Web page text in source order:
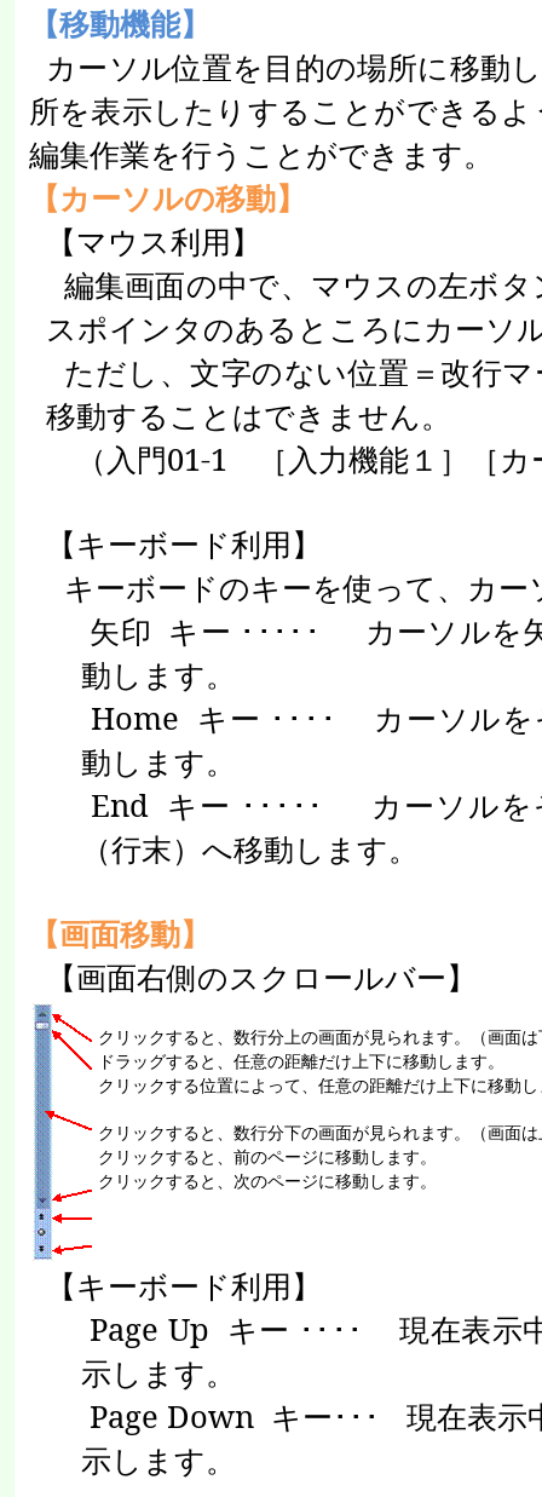
【移動機能】
カーソル位置を目的の場所に移動
所を表示したりすることができる
編集作業を行うことができます。
【カーソルの移動】
【マウス利用】
編集画面の中で、マウスの左ボ
スポインタのあるところにカーソ
ただし、文字のない位置＝改行
移動することはできません。
（入門01-1 ［入力機能１］［カ
【キーボード利用】
キーボードのキーを使って、カ
矢印 キー ･････
カーソルを
動します。
Home キー ････
カーソル
動します。
End キー ･････
カーソル
（行末）へ移動します。
【画面移動】
【画面右側のスクロールバー】
クリックすると、数行分上の画面が見られます。（画面
ドラッグすると、任意の距離だけ上下に移動します。
クリックする位置によって、任意の距離だけ上下に移動
クリックすると、数行分下の画面が見られます。（画面
クリックすると、前のページに移動します。
クリックすると、次のページに移動します。
【キーボード利用】
Page Up キー ････
現在表示
示します。
Page Down キー･･･
現在表示
示します。